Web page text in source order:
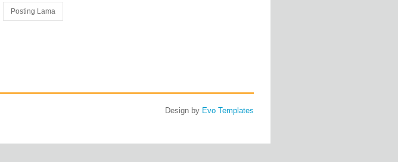
Posting Lama
Design by Evo Templates